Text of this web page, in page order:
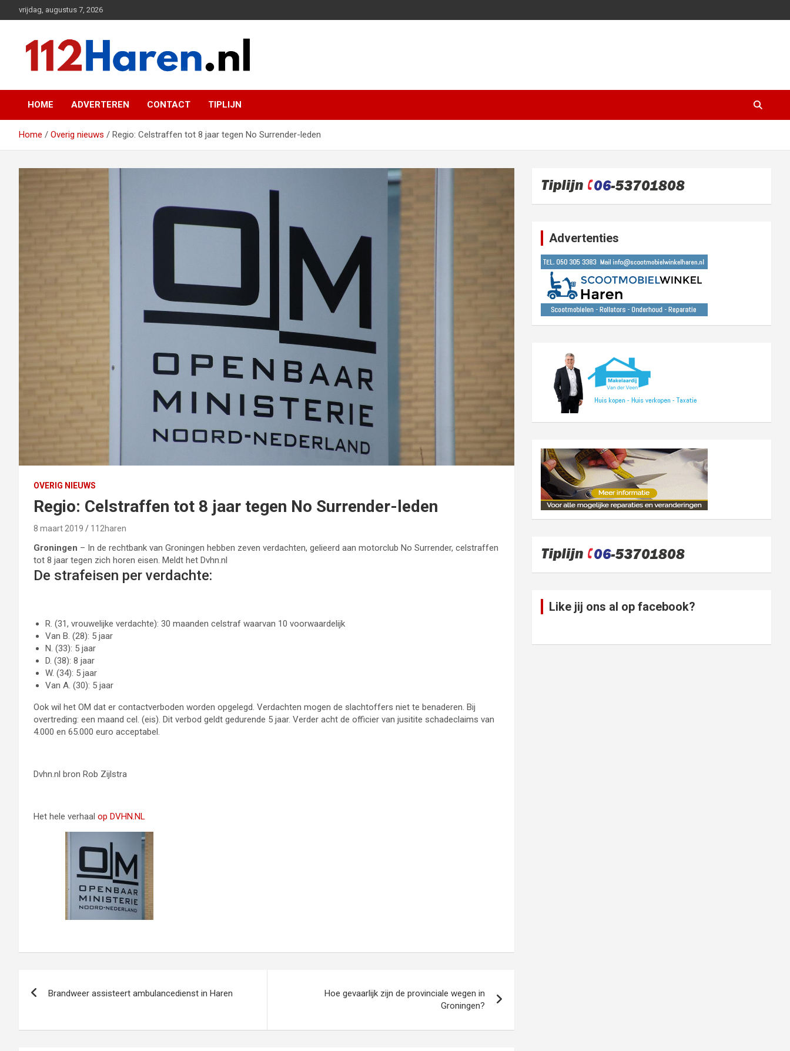
naar
vrijdag, augustus 7, 2026
112 Haren.nl
HOME ADVERTEREN CONTACT TIPLIJN
Home Overig nieuws Regio: Celstraffen tot 8 jaar tegen No Surrender-leden
OVERIG NIEUWS
Regio: Celstraffen tot 8 jaar tegen No Surrender-leden
8 maart 2019 112haren
Groningen – In de rechtbank van Groningen hebben zeven verdachten, gelieerd aan motorclub No Surrender, celstraffen
tot 8 jaar tegen zich horen eisen. Meldt het Dvhn.nl
De strafeisen per verdachte:
R. (31, vrouwelijke verdachte): 30 maanden celstraf waarvan 10 voorwaardelijk
Van B. (28): 5 jaar
N. (33): 5 jaar
D. (38): 8 jaar
W. (34): 5 jaar
Van A. (30): 5 jaar
Ook wil het OM dat er contactverboden worden opgelegd. Verdachten mogen de slachtoffers niet te benaderen. Bij
overtreding: een maand cel. (eis). Dit verbod geldt gedurende 5 jaar. Verder acht de officier van jusitite schadeclaims van
4.000 en 65.000 euro acceptabel.
Dvhn.nl bron Rob Zijlstra
Het hele verhaal op DVHN.NL
Brandweer assisteert ambulancedienst in Haren
Hoe gevaarlijk zijn de provinciale wegen in
Groningen?
Advertenties
Like jij ons al op facebook?